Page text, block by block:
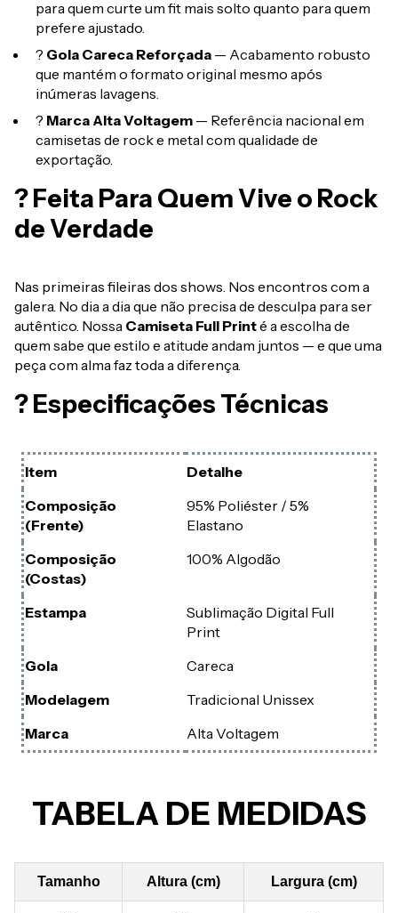
para quem curte um fit mais solto quanto para quem
prefere ajustado.
? Gola Careca Reforçada — Acabamento robusto
que mantém o formato original mesmo após
inúmeras lavagens.
? Marca Alta Voltagem — Referência nacional em
camisetas de rock e metal com qualidade de
exportação.
? Feita Para Quem Vive o Rock
de Verdade
Nas primeiras fileiras dos shows. Nos encontros com a
galera. No dia a dia que não precisa de desculpa para ser
autêntico. Nossa Camiseta Full Printé a escolha de
quem sabe que estilo e atitude andam juntos — e que uma
peça com alma faz toda a diferença.
? Especificações Técnicas
Item
Detalhe
Composição
(Frente)
95% Poliéster / 5%
Elastano
Composição
(Costas)
100% Algodão
Estampa
Sublimação Digital Full
Print
Gola
Careca
Modelagem
Tradicional Unissex
Marca
Alta Voltagem
TABELA DE MEDIDAS
Tamanho Altura (cm) Largura (cm)